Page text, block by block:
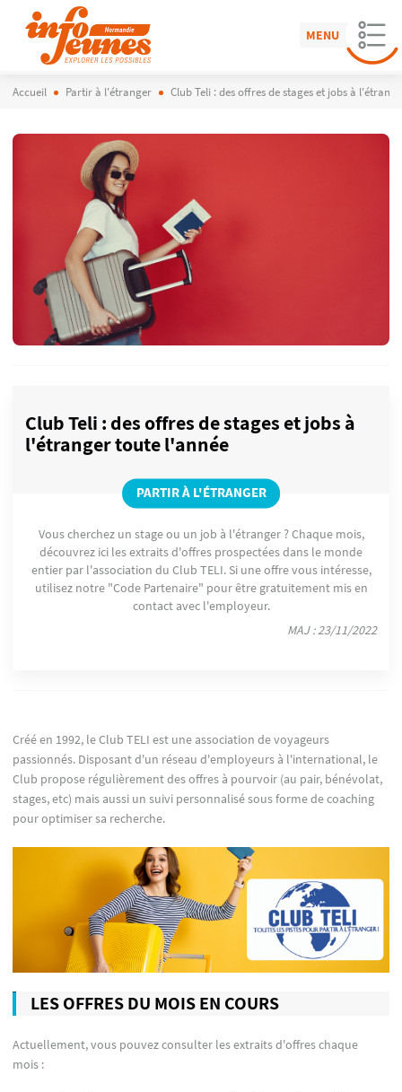
MENU
Accueil Partir à l'étranger Club Teli : des offres de stages et jobs à
Club Teli : des offres de stages et jobs à
l'étranger toute l'année
PARTIR À L'ÉTRANGER
Vous cherchez un stage ou un job à l'étranger ? Chaque mois,
découvrez ici les extraits d'offres prospectées dans le monde
entier par l'association du Club TELI. Si une offre vous intéresse,
utilisez notre "Code Partenaire" pour être gratuitement mis en
contact avec l'employeur.
MAJ : 23/11/2022
Créé en 1992, le Club TELI est une association de voyageurs
passionnés. Disposant d'un réseau d'employeurs à l'international, le
Club propose régulièrement des offres à pourvoir (au pair, bénévolat,
stages, etc) mais aussi un suivi personnalisé sous forme de coaching
pour optimiser sa recherche.
LES OFFRES DU MOIS EN COURS
Actuellement, vous pouvez consulter les extraits d'offres chaque
mois :